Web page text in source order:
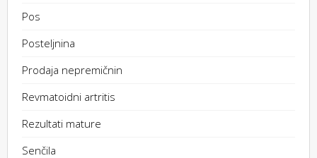
Pos
Posteljnina
Prodaja nepremičnin
Revmatoidni artritis
Rezultati mature
Senčila